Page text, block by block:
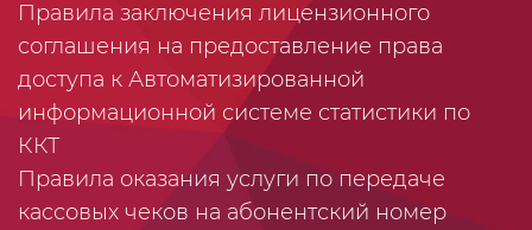
Правила заключения лицензионного
соглашения на предоставление права
доступа к Автоматизированной
информационной системе статистики по
ККТ
Правила оказания услуги по передаче
кассовых чеков на абонентский номер